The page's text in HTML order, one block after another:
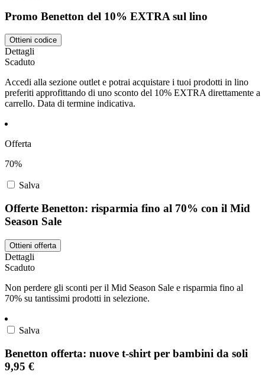
Promo Benetton del 10% EXTRA sul lino
Ottieni codice
Dettagli
Scaduto
Accedi alla sezione outlet e potrai acquistare i tuoi prodotti in lino
preferiti approfittando di uno sconto del 10% EXTRA direttamente a
carrello. Data di termine indicativa.
Offerta
70%
Salva
Offerte Benetton: risparmia fino al 70% con il Mid
Season Sale
Ottieni offerta
Dettagli
Scaduto
Non perdere gli sconti per il Mid Season Sale e risparmia fino al
70% su tantissimi prodotti in selezione.
Salva
Benetton offerta: nuove t-shirt per bambini da soli
9,95 €